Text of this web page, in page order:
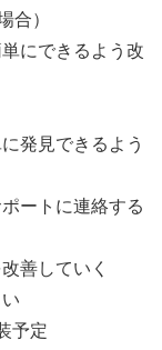
合）
にできるよう改
発見できるよう
ートに連絡する
善していく
予定